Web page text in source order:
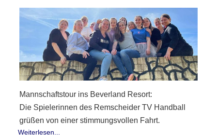
Mannschaftstour ins Beverland Resort:
Die Spielerinnen des Remscheider TV Handball
grüßen von einer stimmungsvollen Fahrt.
Weiterlesen...